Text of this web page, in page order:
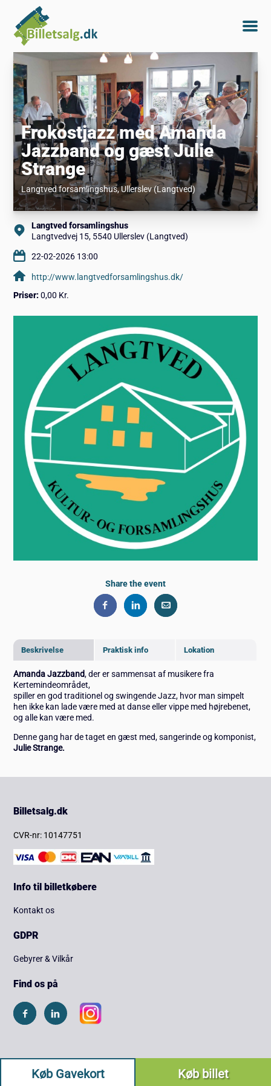
Frokostjazz med Amanda
Jazzband og gæst Julie
Strange
Langtved forsamlingshus, Ullerslev (Langtved)
Beskrivelse Praktisk info Lokation
Amanda Jazzband, der er sammensat af musikere fra
Kertemindeområdet,
spiller en god traditionel og swingende Jazz, hvor man simpelt
hen ikke kan lade være med at danse eller vippe med højrebenet,
og alle kan være med.
Denne gang har de taget en gæst med, sangerinde og komponist,
Julie Strange.
Langtved forsamlingshus
Langtvedvej 15, 5540 Ullerslev (Langtved)
22-02-2026 13:00
http://www.langtvedforsamlingshus.dk/
Priser: 0,00 Kr.
Køb billet
Køb Gavekort
Share the event
Billetsalg.dk
CVR-nr: 10147751
Info til billetkøbere
Kontakt os
GDPR
Gebyrer & Vilkår
Find os på